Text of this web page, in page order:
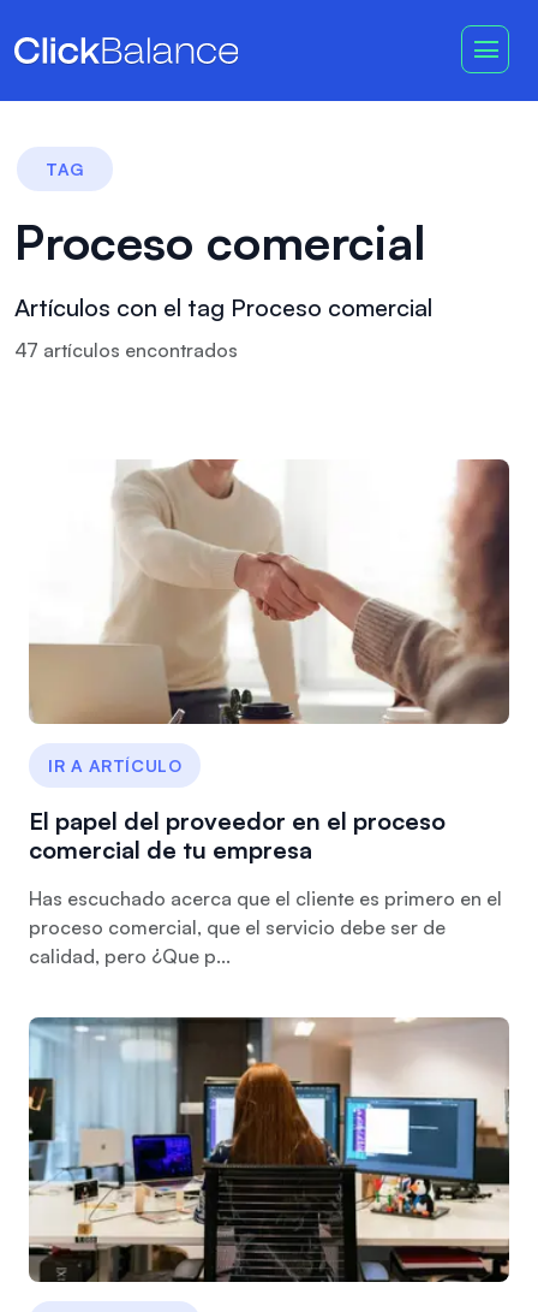
TAG
Proceso comercial
Artículos con el tag Proceso comercial
47 artículos encontrados
IR A ARTÍCULO
El papel del proveedor en el proceso
comercial de tu empresa
Has escuchado acerca que el cliente es primero en el
proceso comercial, que el servicio debe ser de
calidad, pero ¿Que p...